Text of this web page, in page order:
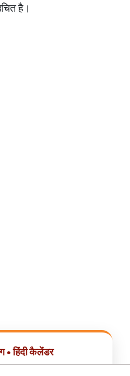
है।
• हिंदी कैलेंडर